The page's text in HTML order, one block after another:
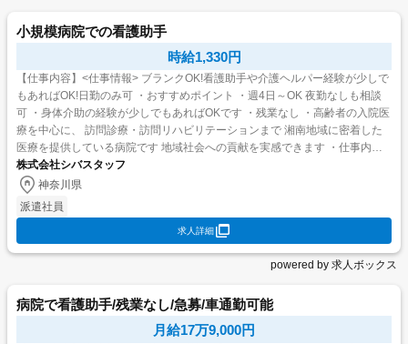
小規模病院での看護助手
時給1,330円
【仕事内容】<仕事情報> ブランクOK!看護助手や介護ヘルパー経験が少しで
もあればOK!日勤のみ可 ・おすすめポイント ・週4日～OK 夜勤なしも相談
可 ・身体介助の経験が少しでもあればOKです ・残業なし ・高齢者の入院医
療を中心に、 訪問診療・訪問リハビリテーションまで 湘南地域に密着した
医療を提供している病院です 地域社会への貢献を実感できます ・仕事内容
慢性期病院での病棟...
株式会社シバスタッフ
神奈川県
派遣社員
求人詳細
powered by 求人ボックス
病院で看護助手/残業なし/急募/車通勤可能
月給17万9,000円